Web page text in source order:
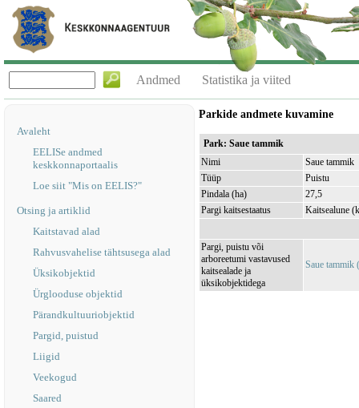
Andmed Statistika ja viited
Avaleht
EELISe andmed
keskkonnaportaalis
Loe siit "Mis on EELIS?"
Otsing ja artiklid
Kaitstavad alad
Rahvusvahelise tähtsusega alad
Üksikobjektid
Ürglooduse objektid
Pärandkultuuriobjektid
Pargid, puistud
Liigid
Veekogud
Saared
Parkide andmete kuvamine
Park: Saue tammik
Nimi
Saue tammik
Tüüp
Puistu
Pindala (ha)
27,5
Pargi kaitsestaatus
Kaitsealune
Pargi, puistu või
arboreetumi vastavused
kaitsealade ja
üksikobjektidega
Saue